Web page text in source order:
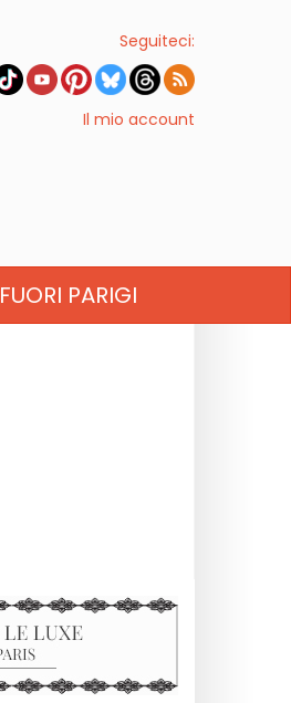
Seguiteci:
Il mio account
FUORI PARIGI